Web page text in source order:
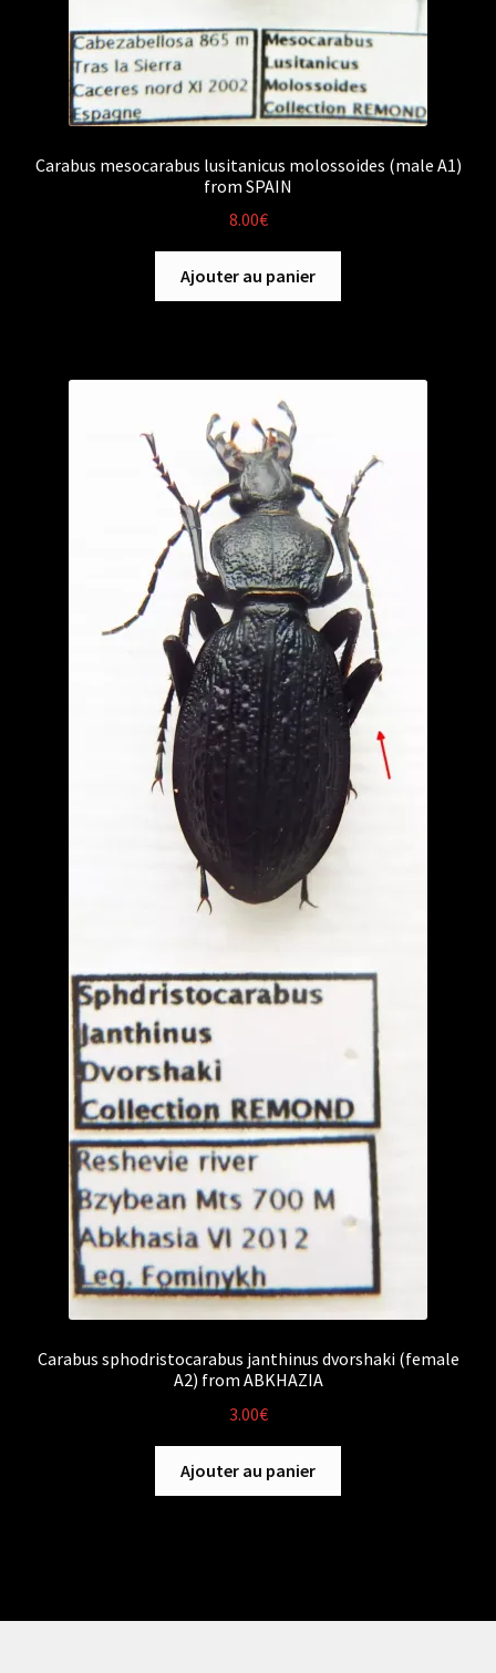
Carabus mesocarabus lusitanicus molossoides (male A1)
from SPAIN
8.00€
Ajouter au panier
Carabus sphodristocarabus janthinus dvorshaki (female
A2) from ABKHAZIA
3.00€
Ajouter au panier